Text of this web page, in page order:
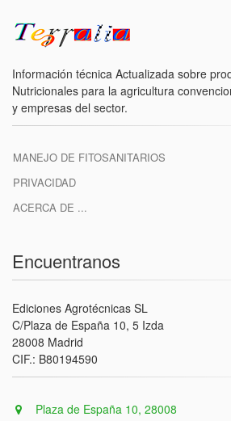
Información técnica Actualizada sobre
Nutricionales para la agricultura
y empresas del sector.
MANEJO DE FITOSANITARIOS
PRIVACIDAD
ACERCA DE ...
Encuentranos
Ediciones Agrotécnicas SL
C/Plaza de España 10, 5 Izda
28008 Madrid
CIF.: B80194590
Plaza de España 10, 28008